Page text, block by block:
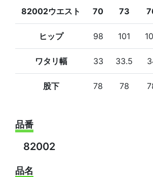
82002ウエスト 70 73
ヒップ 98 101
ワタリ幅 33 33.5
股下 78 78
品番
82002
品名